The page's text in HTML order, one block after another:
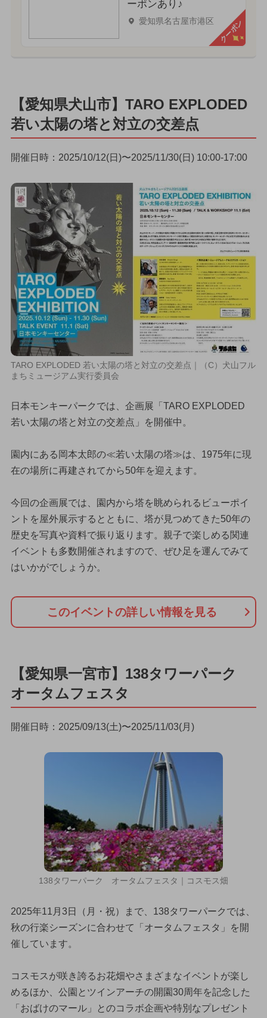
ーポンあり♪
愛知県名古屋市港区 クーポン
【愛知県犬山市】TARO EXPLODED
若い太陽の塔と対立の交差点
開催日時：2025/10/12(日)〜2025/11/30(日) 10:00-17:00
TARO EXPLODED 若い太陽の塔と対立の交差点｜（C）犬山フル
まちミュージアム実行委員会
日本モンキーパークでは、企画展「TARO EXPLODED
若い太陽の塔と対立の交差点」を開催中。
園内にある岡本太郎の≪若い太陽の塔≫は、1975年に現
在の場所に再建されてから50年を迎えます。
今回の企画展では、園内から塔を眺められるビューポイ
ントを屋外展示するとともに、塔が見つめてきた50年の
歴史を写真や資料で振り返ります。親子で楽しめる関連
イベントも多数開催されますので、ぜひ足を運んでみて
はいかがでしょうか。
このイベントの詳しい情報を見る
【愛知県一宮市】138タワーパーク
オータムフェスタ
開催日時：2025/09/13(土)〜2025/11/03(月)
138タワーパーク オータムフェスタ｜コスモス畑
2025年11月3日（月・祝）まで、138タワーパークでは、
秋の行楽シーズンに合わせて「オータムフェスタ」を開
催しています。
コスモスが咲き誇るお花畑やさまざまなイベントが楽し
めるほか、公園とツインアーチの開園30周年を記念した
「おばけのマール」とのコラボ企画や特別なプレゼント